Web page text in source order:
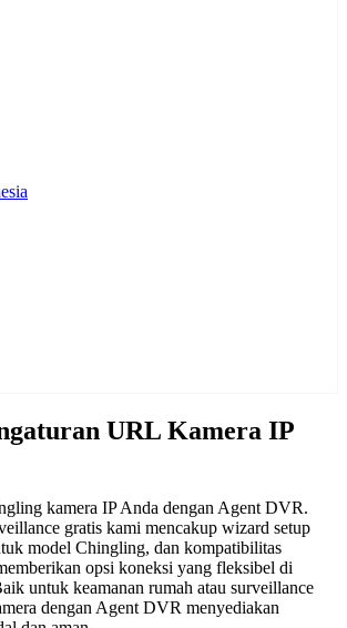
URL Kamera IP
kamera IP Anda dengan Agent DVR.
gratis kami mencakup wizard setup
model Chingling, dan kompatibilitas
opsi koneksi yang fleksibel di
untuk keamanan rumah atau surveillance
dengan Agent DVR menyediakan